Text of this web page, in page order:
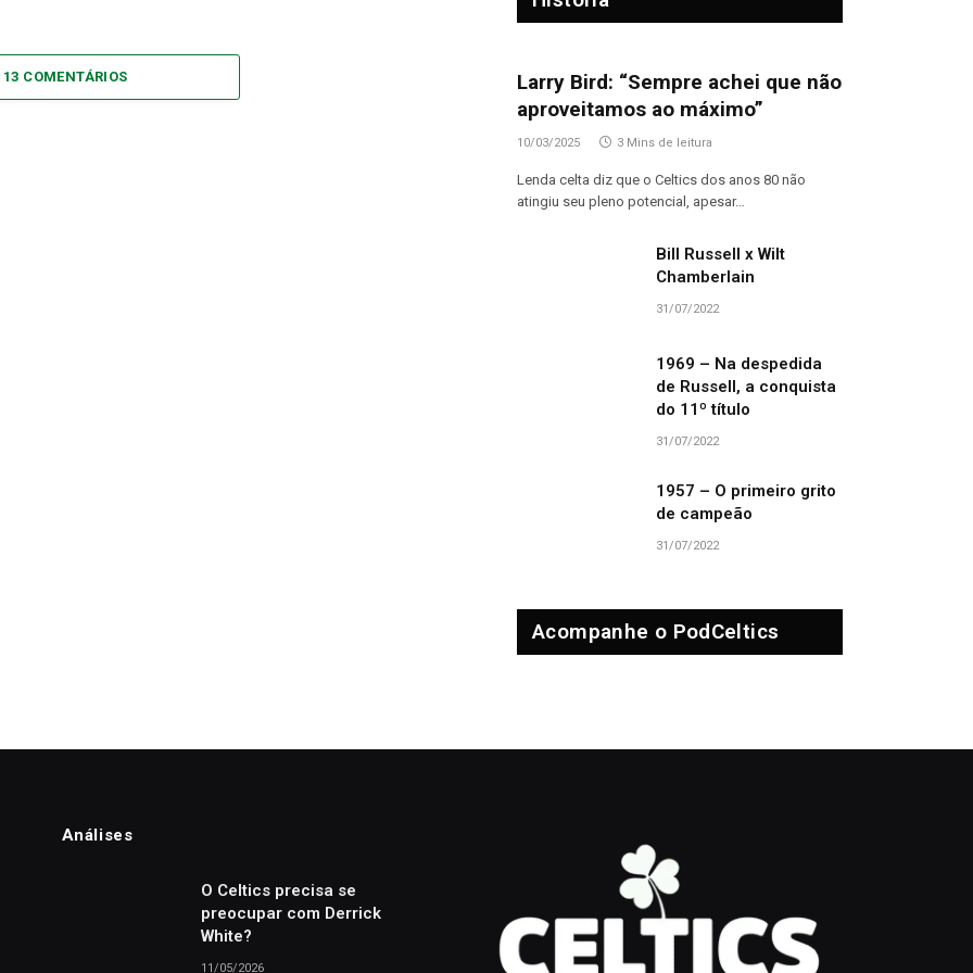
13 COMENTÁRIOS
Larry Bird: “Sempre achei que não
aproveitamos ao máximo”
10/03/2025 3 Mins de leitura
Lenda celta diz que o Celtics dos anos 80 não
atingiu seu pleno potencial, apesar…
Bill Russell x Wilt
Chamberlain
31/07/2022
1969 – Na despedida
de Russell, a conquista
do 11º título
31/07/2022
1957 – O primeiro grito
de campeão
31/07/2022
Acompanhe o PodCeltics
Análises
O Celtics precisa se
preocupar com Derrick
White?
11/05/2026